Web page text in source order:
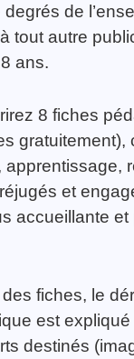
de
tout autre
ans.
8 fiches
gratuitement),
apprentissage,
et
accueillante et
fiches, le
est
destinés